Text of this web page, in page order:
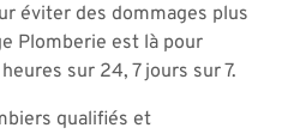
éviter des dommages plus
Plomberie est là pour
sur 24, 7 jours sur 7.
qualifiés et